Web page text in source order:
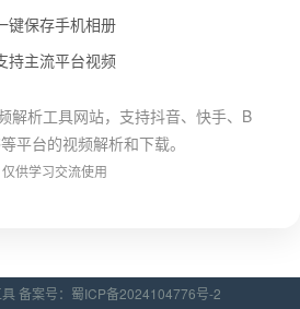
键保存手机相册
持主流平台视频
解析工具网站，支持抖音、快手、B
平台的视频解析和下载。
仅供学习交流使用
备案号： 蜀ICP备2024104776号-2